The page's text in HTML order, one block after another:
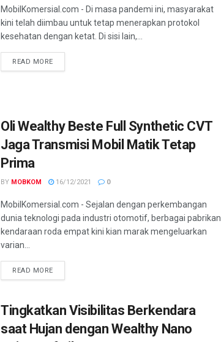
MobilKomersial.com - Di masa pandemi ini, masyarakat
kini telah diimbau untuk tetap menerapkan protokol
kesehatan dengan ketat. Di sisi lain,...
READ MORE
Oli Wealthy Beste Full Synthetic CVT
Jaga Transmisi Mobil Matik Tetap
Prima
BY MOBKOM 16/12/2021 0
MobilKomersial.com - Sejalan dengan perkembangan
dunia teknologi pada industri otomotif, berbagai pabrikan
kendaraan roda empat kini kian marak mengeluarkan
varian...
READ MORE
Tingkatkan Visibilitas Berkendara
saat Hujan dengan Wealthy Nano